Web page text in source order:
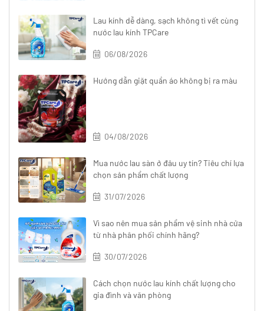
Lau kính dễ dàng, sạch không tì vết cùng
nước lau kính TPCare
06/08/2026
Hướng dẫn giặt quần áo không bị ra màu
04/08/2026
Mua nước lau sàn ở đâu uy tín? Tiêu chí lựa
chọn sản phẩm chất lượng
31/07/2026
Vì sao nên mua sản phẩm vệ sinh nhà cửa
từ nhà phân phối chính hãng?
30/07/2026
Cách chọn nước lau kính chất lượng cho
gia đình và văn phòng